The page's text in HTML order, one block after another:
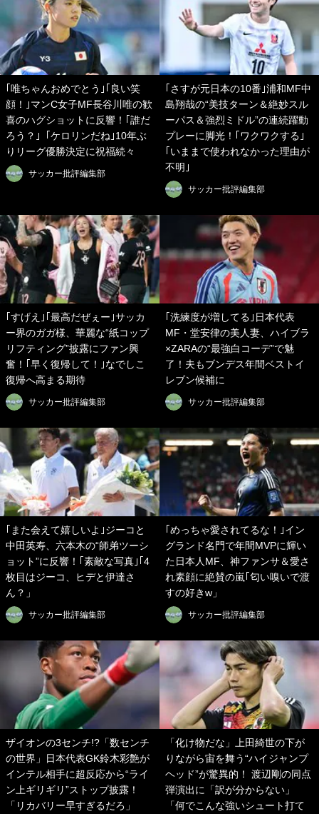
｢唯ちゃんおめでとう｣｢良い笑
顔！｣マンC女子MF長谷川唯の歓
喜のハグショットに反響！｢誰だ
ろう？｣「ケロリンだね｣10年ぶ
りリーグ優勝決定に祝福続々
サッカー批評編集部
｢さすが元日本の10番｣浦和MF中
島翔哉の“美技ターン＆絶妙スル
ーパス＆強烈ミドル”の連続躍動
プレーに脚光！｢ワクワクする｣
｢いままで使われなかった理由が
不明｣
サッカー批評編集部
｢すげえ｣｢最高だぜぇー｣サッカ
ー界のガガ様、華麗な“紙コップ
リフティング”披露にファン興
奮！｢早く復帰して！｣なでしこ
復帰へ高まる期待
サッカー批評編集部
｢洗練度が増してる｣日本代表
MF・堂安律の美人妻、ハイブラ
×ZARAの“最強白コーデ”で魅
了！夫もブンデス年間ベストイ
レブン候補に
サッカー批評編集部
｢また会えて嬉しいよ｣ジーコと
中田英寿、六本木の“師弟ツーシ
ョット”に反響！｢素敵な写真｣｢4
枚目はジーコ、ヒデと伊達さ
ん？」
サッカー批評編集部
｢めっちゃ愛されてるな！｣イン
グランド名門で年間MVPに輝い
た日本人MF、神ファンサ＆愛さ
れ素顔に絶賛の嵐｢匂い嗅いで渡
すの好きw」
サッカー批評編集部
ザイオンの3センチ!?「数センチ
の世界」日本代表GK鈴木彩艶が
インテル相手に超反応から“ライ
ン上ギリギリ”ストップ披露！
「リカバリー早すぎるだろ」
「化け物だな」上田綺世の下が
りながら宙を舞う“ハイジャンプ
ヘッド”が驚異的！ 渡辺剛の同点
弾演出に「訳が分からない」
「何でこんな強いシュート打て